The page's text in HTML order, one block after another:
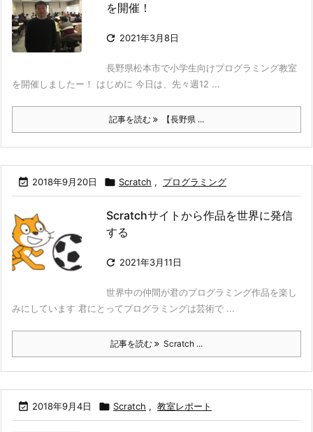
を開催！
 2021年3月8日
長野県松本市で小学生向けプログラミング教室
を開催しましたー！ はじめに 今日は、先々週12 ...
記事を読む 【長野県 ...
 2018年9月20日  Scratch , プログラミング
Scratchサイトから作品を世界に発信
する
 2021年3月11日
世界中の仲間が君のプログラミング作品を楽し
みにしています 君にとってプログラミングは芸術で ...
記事を読む Scratch ...
 2018年9月4日  Scratch , 教室レポート